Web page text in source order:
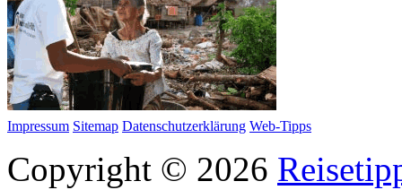
Impressum Sitemap Datenschutzerklärung Web-Tipps
Copyright © 2026